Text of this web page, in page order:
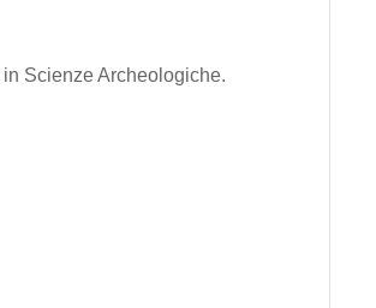
Scienze Archeologiche.